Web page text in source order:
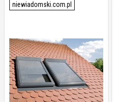
niewiadomski.com.pl